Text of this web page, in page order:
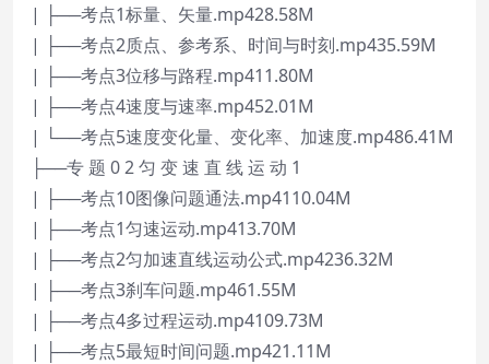
| ├──考点1标量、矢量.mp428.58M
| ├──考点2质点、参考系、时间与时刻.mp435.59M
| ├──考点3位移与路程.mp411.80M
| ├──考点4速度与速率.mp452.01M
| └──考点5速度变化量、变化率、加速度.mp486.41M
├──专 题 0 2 匀 变 速 直 线 运 动 1
| ├──考点10图像问题通法.mp4110.04M
| ├──考点1匀速运动.mp413.70M
| ├──考点2匀加速直线运动公式.mp4236.32M
| ├──考点3刹车问题.mp461.55M
| ├──考点4多过程运动.mp4109.73M
| ├──考点5最短时间问题.mp421.11M